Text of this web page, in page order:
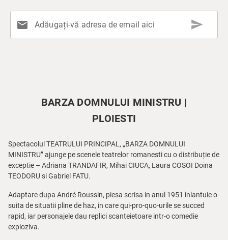
mail Adăugați-vă adresa de email aici send
BARZA DOMNULUI MINISTRU |
PLOIESTI
Spectacolul TEATRULUI PRINCIPAL, „BARZA DOMNULUI
MINISTRU” ajunge pe scenele teatrelor romanesti cu o distribuție de
exceptie – Adriana TRANDAFIR, Mihai CIUCA, Laura COSOI Doina
TEODORU si Gabriel FATU.
Adaptare dupa André Roussin, piesa scrisa in anul 1951 inlantuie o
suita de situatii pline de haz, in care qui-pro-quo-urile se succed
rapid, iar personajele dau replici scanteietoare intr-o comedie
exploziva.